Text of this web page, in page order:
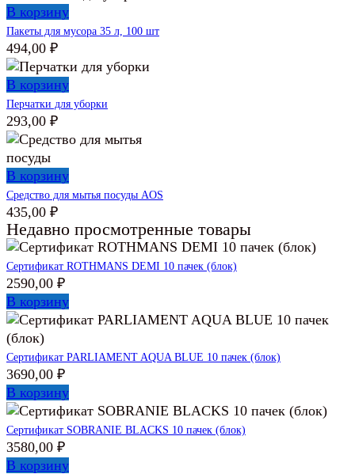
В корзину
Пакеты для мусора 35 л, 100 шт
494,00 ₽
В корзину
Перчатки для уборки
293,00 ₽
В корзину
Средство для мытья посуды AOS
435,00 ₽
Недавно просмотренные товары
Сертификат ROTHMANS DEMI 10 пачек (блок)
2590,00 ₽
В корзину
Сертификат PARLIAMENT AQUA BLUE 10 пачек (блок)
3690,00 ₽
В корзину
Сертификат SOBRANIE BLACKS 10 пачек (блок)
3580,00 ₽
В корзину